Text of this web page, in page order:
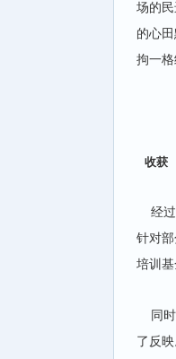
场的
的心
拘一格
收获
经过
针对
培训
同时
了反